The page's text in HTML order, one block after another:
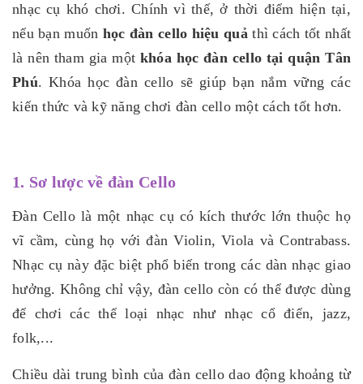
nhạc cụ khó chơi. Chính vì thế, ở thời điểm hiện tại,
nếu bạn muốn học đàn cello hiệu quảthì cách tốt nhất
là nên tham gia một khóa học đàn cello tại quận Tân
Phú. Khóa học đàn cello sẽ giúp bạn nắm vững các
kiến thức và kỹ năng chơi đàn cello một cách tốt hơn.
1. Sơ lược về đàn Cello
Đàn Cello là một nhạc cụ có kích thước lớn thuộc họ
vĩ cầm, cùng họ với đàn Violin, Viola và Contrabass.
Nhạc cụ này đặc biệt phổ biến trong các dàn nhạc giao
hưởng. Không chỉ vậy, đàn cello còn có thể được dùng
để chơi các thể loại nhạc như nhạc cổ điển, jazz,
folk,...
Chiều dài trung bình của đàn cello dao động khoảng từ